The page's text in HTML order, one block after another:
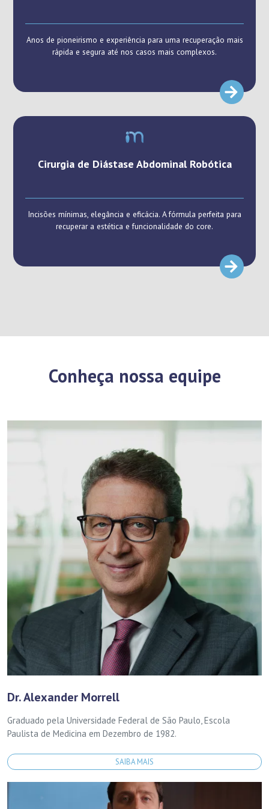
Anos de pioneirismo e experiência para uma recuperação mais
rápida e segura até nos casos mais complexos.
Cirurgia de Diástase Abdominal Robótica
Incisões mínimas, elegância e eficácia. A fórmula perfeita para
recuperar a estética e funcionalidade do core.
Conheça nossa equipe
Dr. Alexander Morrell
Graduado pela Universidade Federal de São Paulo, Escola
Paulista de Medicina em Dezembro de 1982.
SAIBA MAIS